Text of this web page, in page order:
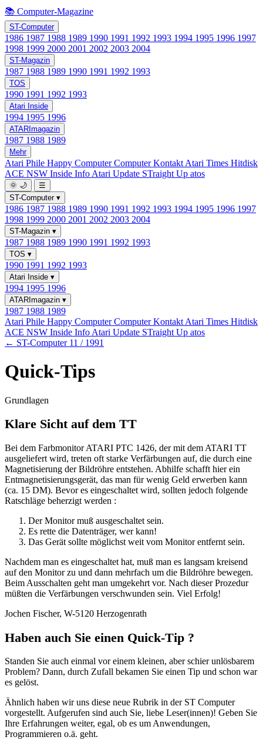
📚 Computer-Magazine
ST-Computer
1986 1987 1988 1989 1990 1991 1992 1993 1994 1995 1996 1997
1998 1999 2000 2001 2002 2003 2004
ST-Magazin
1987 1988 1989 1990 1991 1992 1993
TOS
1990 1991 1992 1993
Atari Inside
1994 1995 1996
ATARImagazin
1987 1988 1989
Mehr
Atari Phile Happy ComputerComputer Kontakt Atari Times Hitdisk
ACE NSW Inside Info Atari Update STraight Up atos
🌞 🌙
☰
ST-Computer ▾
1986 1987 1988 1989 1990 1991 1992 1993 1994 1995 1996 1997
1998 1999 2000 2001 2002 2003 2004
ST-Magazin ▾
1987 1988 1989 1990 1991 1992 1993
TOS ▾
1990 1991 1992 1993
Atari Inside ▾
1994 1995 1996
ATARImagazin ▾
1987 1988 1989
Atari Phile Happy ComputerComputer Kontakt Atari Times Hitdisk
ACE NSW Inside Info Atari Update STraight Up atos
← ST-Computer 11 / 1991
Quick-Tips
Grundlagen
Klare Sicht auf dem TT
Bei dem Farbmonitor ATARI PTC 1426, der mit dem ATARI TT
ausgeliefert wird, treten oft starke Verfärbungen auf, die durch eine
Magnetisierung der Bildröhre entstehen. Abhilfe schafft hier ein
Entmagnetisierungsgerät, das man für wenig Geld erwerben kann
(ca. 15 DM). Bevor es eingeschaltet wird, sollten jedoch folgende
Ratschläge beherzigt werden :
Der Monitor muß ausgeschaltet sein.
Es rette die Datenträger, wer kann!
Das Gerät sollte möglichst weit vom Monitor entfernt sein.
Nachdem man es eingeschaltet hat, muß man es langsam kreisend
auf den Monitor zu und dann mehrfach um die Bildröhre bewegen.
Beim Ausschalten geht man umgekehrt vor. Nach dieser Prozedur
müßten die Verfärbungen verschwunden sein. Viel Erfolg!
Jochen Fischer, W-5120 Herzogenrath
Haben auch Sie einen Quick-Tip ?
Standen Sie auch einmal vor einem kleinen, aber schier unlösbarem
Problem? Dann, durch Zufall bekamen Sie einen Tip und schon war
es gelöst.
Ähnlich haben wir uns diese neue Rubrik in der ST Computer
vorgestellt. Aufgerufen sind auch Sie, liebe Leser(innen)! Geben Sie
Ihre Erfahrungen weiter, egal, ob es um Anwendungen,
Programmieren o.ä. geht.